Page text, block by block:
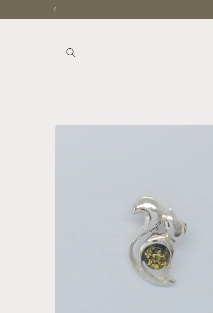
directamente
al contenido
directamente